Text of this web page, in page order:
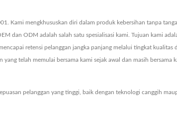
Kami mengkhususkan diri dalam produk kebersihan tanpa
dan ODM adalah salah satu spesialisasi kami. Tujuan kami
retensi pelanggan jangka panjang melalui tingkat kualitas
telah memulai bersama kami sejak awal dan masih bersama
pelanggan yang tinggi, baik dengan teknologi canggih